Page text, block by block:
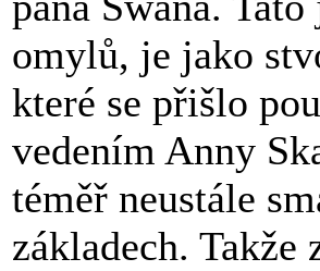
omylů, je jako
které se přišlo
vedením Anny
téměř neustále
základech.